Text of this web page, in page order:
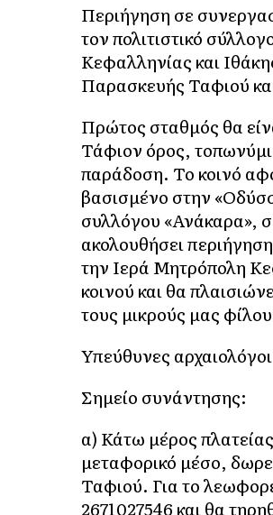
Περιήγηση σε
τον πολιτιστικό
Κεφαλληνίας και
Παρασκευής Ταφιού
Πρώτος σταθμός θα
Τάφιον όρος,
παράδοση. Το κοινό
βασισμένο στην
συλλόγου «Ανάκαρα»,
ακολουθήσει
την Ιερά Μητρόπολη
κοινού και θα
τους μικρούς μας
Υπεύθυνες
Σημείο συνάντησης:
α) Κάτω μέρος
μεταφορικό μέσο,
Ταφιού. Για το
2671027546 και θα